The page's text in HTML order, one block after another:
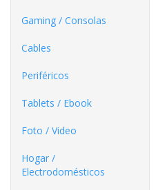
Gaming / Consolas
Cables
Periféricos
Tablets / Ebook
Foto / Video
Hogar /
Electrodomésticos